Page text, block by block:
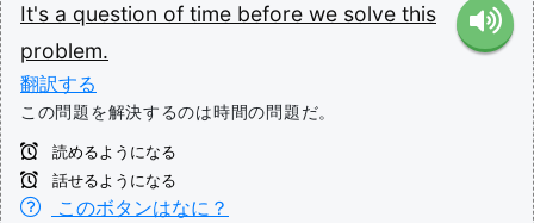
It's a question of time before we solve this
problem.
翻訳する
この問題を解決するのは時間の問題だ。
読めるようになる
話せるようになる
このボタンはなに？